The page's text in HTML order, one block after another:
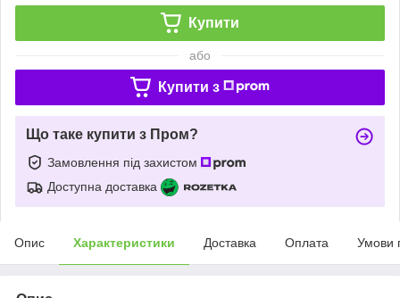
Купити
або
Купити з
Що таке купити з Пром?
Замовлення під захистом
Доступна доставка
Опис Характеристики Доставка Оплата Умови